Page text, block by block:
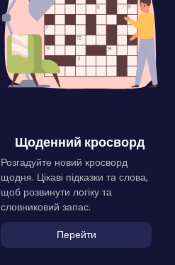
Щоденний кросворд
Розгадуйте новий кросворд
щодня. Цікаві підказки та слова,
щоб розвинути логіку та
словниковий запас.
Перейти